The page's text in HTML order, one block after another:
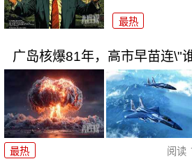
最热
广岛核爆81年，高市早苗连\"
最热 阅读